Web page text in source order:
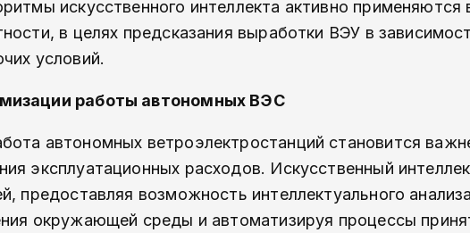
искусственного интеллекта активно применяются
в целях предсказания выработки ВЭУ в
условий.
работы автономных ВЭС
автономных ветроэлектростанций становится
эксплуатационных расходов. Искусственный
предоставляя возможность интеллектуального
окружающей среды и автоматизируя процессы